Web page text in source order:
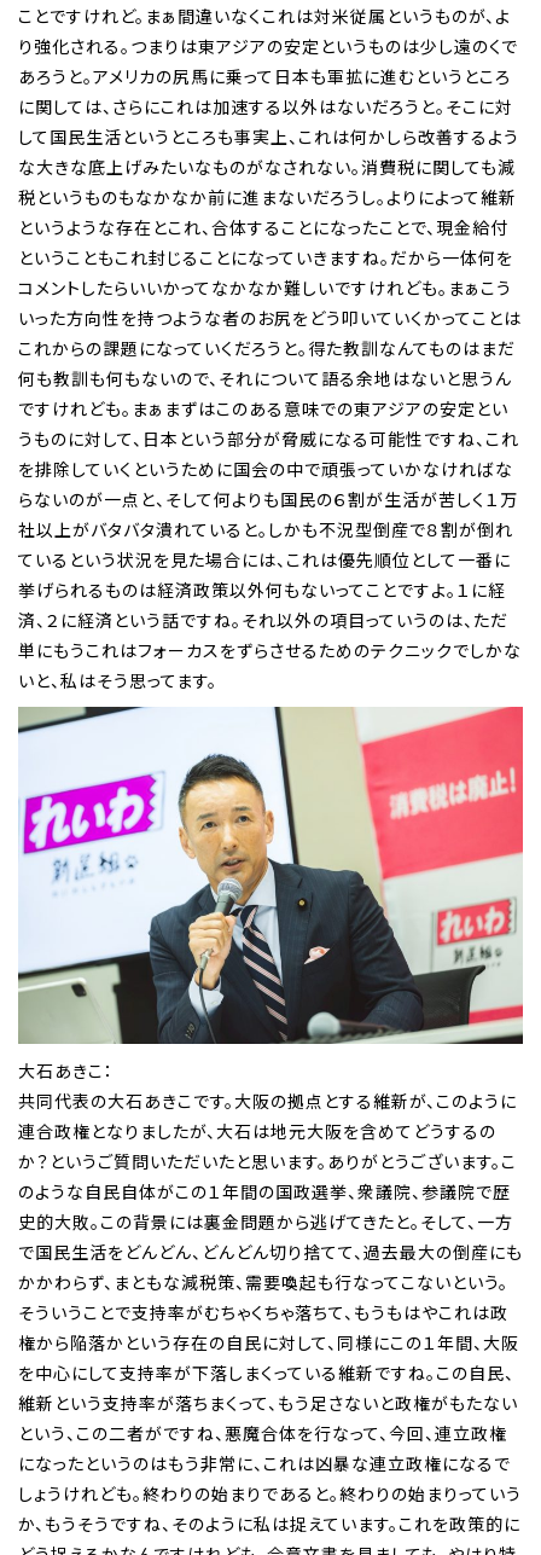
ことですけれど。まぁ間違いなくこれは対米従属というものが、よ
り強化される。つまりは東アジアの安定というものは少し遠のくで
あろうと。アメリカの尻馬に乗って日本も軍拡に進むというところ
に関しては、さらにこれは加速する以外はないだろうと。そこに対
して国民生活というところも事実上、これは何かしら改善するよう
な大きな底上げみたいなものがなされない。消費税に関しても減
税というものもなかなか前に進まないだろうし。よりによって維新
というような存在とこれ、合体することになったことで、現金給付
ということもこれ封じることになっていきますね。だから一体何を
コメントしたらいいかってなかなか難しいですけれども。まぁこう
いった方向性を持つような者のお尻をどう叩いていくかってことは
これからの課題になっていくだろうと。得た教訓なんてものはまだ
何も教訓も何もないので、それについて語る余地はないと思うん
ですけれども。まぁまずはこのある意味での東アジアの安定とい
うものに対して、日本という部分が脅威になる可能性ですね、これ
を排除していくというために国会の中で頑張っていかなければな
らないのが一点と、そして何よりも国民の６割が生活が苦しく１万
社以上がバタバタ潰れていると。しかも不況型倒産で８割が倒れ
ているという状況を見た場合には、これは優先順位として一番に
挙げられるものは経済政策以外何もないってことですよ。１に経
済、２に経済という話ですね。それ以外の項目っていうのは、ただ
単にもうこれはフォーカスをずらさせるためのテクニックでしかな
いと、私はそう思ってます。
大石あきこ：
共同代表の大石あきこです。大阪の拠点とする維新が、このように
連合政権となりましたが、大石は地元大阪を含めてどうするの
か？というご質問いただいたと思います。ありがとうございます。こ
のような自民自体がこの１年間の国政選挙、衆議院、参議院で歴
史的大敗。この背景には裏金問題から逃げてきたと。そして、一方
で国民生活をどんどん、どんどん切り捨てて、過去最大の倒産にも
かかわらず、まともな減税策、需要喚起も行なってこないという。
そういうことで支持率がむちゃくちゃ落ちて、もうもはやこれは政
権から陥落かという存在の自民に対して、同様にこの１年間、大阪
を中心にして支持率が下落しまくっている維新ですね。この自民、
維新という支持率が落ちまくって、もう足さないと政権がもたない
という、この二者がですね、悪魔合体を行なって、今回、連立政権
になったというのはもう非常に、これは凶暴な連立政権になるで
しょうけれども。終わりの始まりであると。終わりの始まりっていう
か、もうそうですね、そのように私は捉えています。これを政策的に